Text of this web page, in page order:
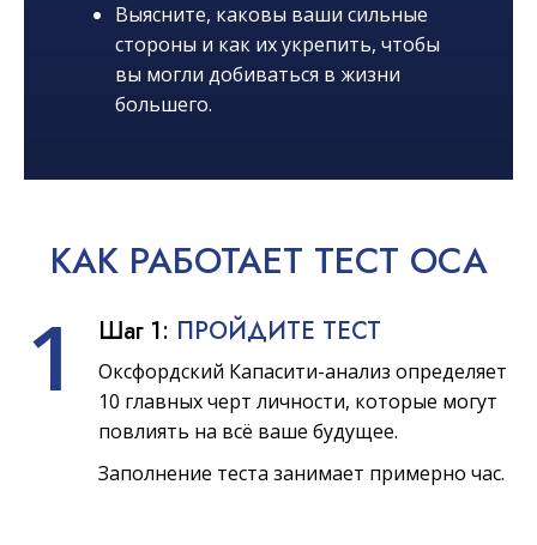
Выясните, каковы ваши сильные
стороны и как их укрепить, чтобы
вы могли добиваться в жизни
большего.
КАК РАБОТАЕТ ТЕСТ OCA
1 Шаг 1: ПРОЙДИТЕ ТЕСТ
Оксфордский Капасити-анализ определяет
10 главных черт личности, которые могут
повлиять на всё ваше будущее.
Заполнение теста занимает примерно час.